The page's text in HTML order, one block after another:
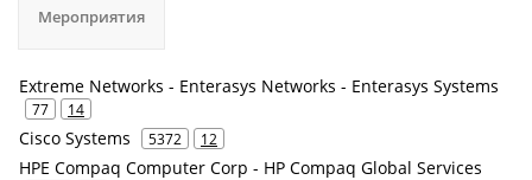
Мероприятия
Extreme Networks - Enterasys Networks - Enterasys Systems
77 14
Cisco Systems 5372 12
HPE Compaq Computer Corp - HP Compaq Global Services